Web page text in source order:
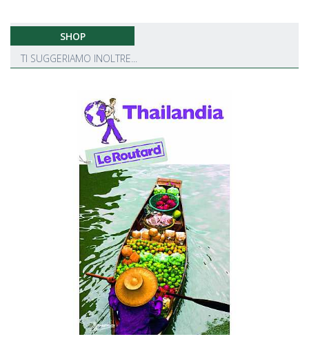
SHOP
TI SUGGERIAMO INOLTRE...